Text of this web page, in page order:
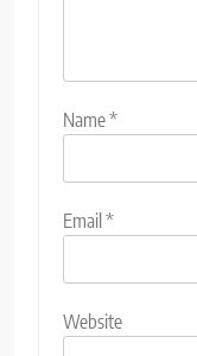
Name*
Email *
Website